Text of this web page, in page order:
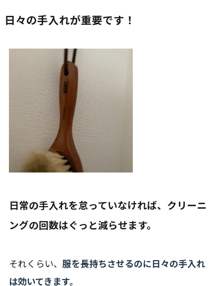
日々の手入れが重要です！
日常の手入れを怠っていなければ、クリーニ
ングの回数はぐっと減らせます。
それくらい、 服を長持ちさせるのに日々の手入れ
は効いてきます。